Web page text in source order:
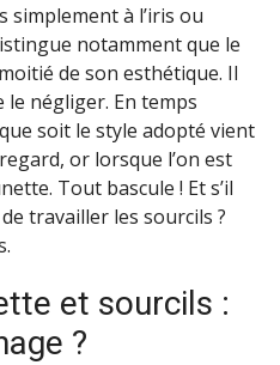
simplement à l’iris ou
notamment que le
de son esthétique. Il
le négliger. En temps
soit le style adopté vient
or lorsque l’on est
Tout bascule ! Et s’il
travailler les sourcils ?
et sourcils :
?